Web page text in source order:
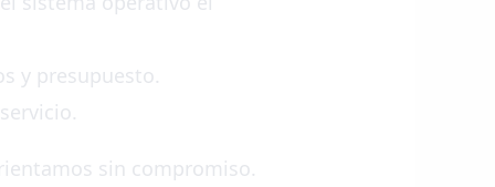
y presupuesto.
sin compromiso.